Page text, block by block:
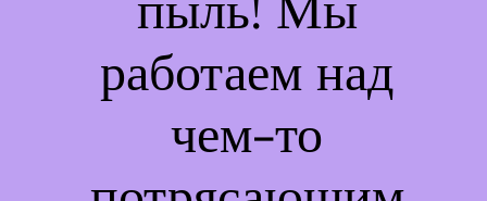
работаем над
чем-то